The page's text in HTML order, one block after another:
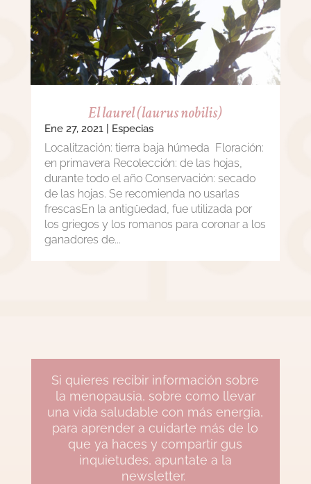
El laurel (laurus nobilis)
Ene 27, 2021 Especias
Localitzación: tierra baja húmeda Floración:
en primavera Recolección: de las hojas,
durante todo el año Conservación: secado
de las hojas. Se recomienda no usarlas
frescasEn la antigüedad, fue utilizada por
los griegos y los romanos para coronar a los
ganadores de...
Si quieres recibir información sobre
la menopausia, sobre como llevar
una vida saludable con más energia,
para aprender a cuidarte más de lo
que ya haces y compartir gus
inquietudes, apuntate a la
newsletter.